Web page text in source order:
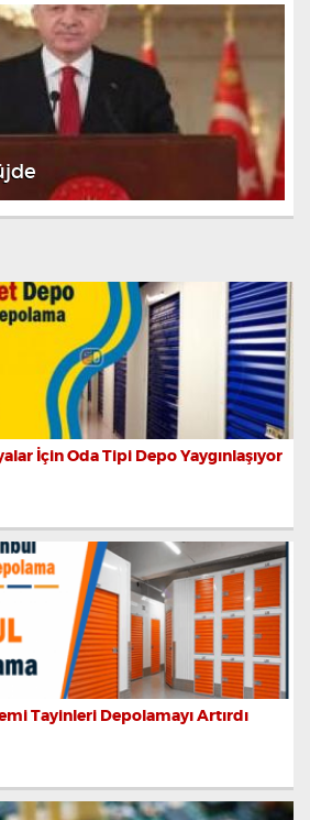
İçin Oda Tipi Depo Yaygınlaşıyor
Tayinleri Depolamayı Artırdı